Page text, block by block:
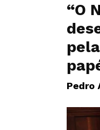
“O
Pedro